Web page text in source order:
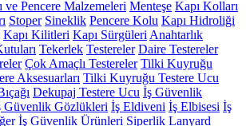
ve Pencere Malzemeleri Menteşe Kapı Kolları
Stoper Sineklik Pencere Kolu Kapı Hidroliği
Kapı Kilitleri Kapı Sürgüleri Anahtarlık
Tekerlek Testereler Daire Testereler
Çok Amaçlı Testereler Tilki Kuyruğu
Aksesuarları Tilki Kuyruğu Testere Ucu
Dekupaj Testere Ucu İş Güvenlik
Güvenlik Gözlükleri İş Eldiveni İş Elbisesi İş
İş Güvenlik Ürünleri Siperlik Lanyard